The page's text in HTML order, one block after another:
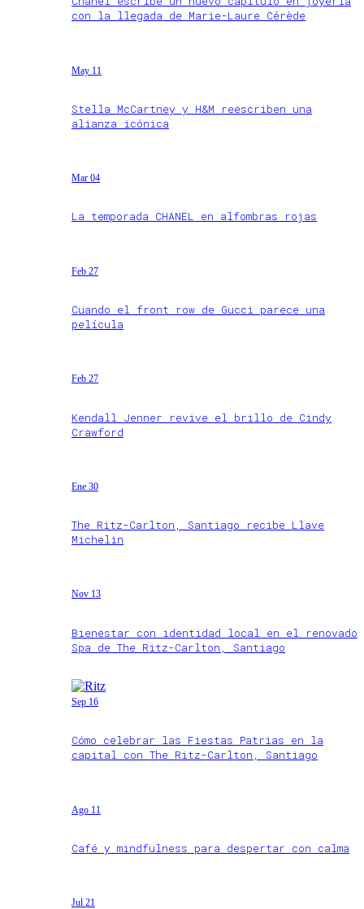
con la llegada de Marie-Laure Cérède
May 11
Stella McCartney y H&M reescriben una
alianza icónica
Mar 04
La temporada CHANEL en alfombras rojas
Feb 27
Cuando el front row de Gucci parece una
película
Feb 27
Kendall Jenner revive el brillo de Cindy
Crawford
Ene 30
The Ritz-Carlton, Santiago recibe Llave
Michelin
Nov 13
Bienestar con identidad local en el renovado
Spa de The Ritz-Carlton, Santiago
Sep 16
Cómo celebrar las Fiestas Patrias en la
capital con The Ritz-Carlton, Santiago
Ago 11
Café y mindfulness para despertar con calma
Jul 21